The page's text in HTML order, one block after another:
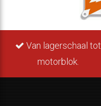
Van lagerschaal tot
motorblok.